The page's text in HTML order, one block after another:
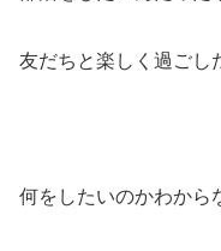
友だちと楽しく過ごし
何をしたいのかわから